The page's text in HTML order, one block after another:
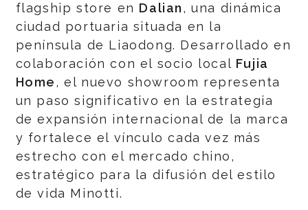
flagship store en Dalian, una dinámica
ciudad portuaria situada en la
península de Liaodong. Desarrollado en
colaboración con el socio local Fujia
Home, el nuevo showroom representa
un paso significativo en la estrategia
de expansión internacional de la marca
y fortalece el vínculo cada vez más
estrecho con el mercado chino,
estratégico para la difusión del estilo
de vida Minotti.